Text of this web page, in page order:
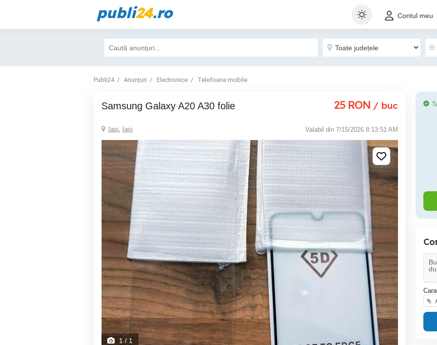
publi24.ro Contul meu
Publi24 Anunțuri Electronice Telefoane mobile
Samsung Galaxy A20 A30 folie 25 RON / buc
Iasi, Iasi Valabil din 7/15/2026 8:13:51 AM
1 / 1